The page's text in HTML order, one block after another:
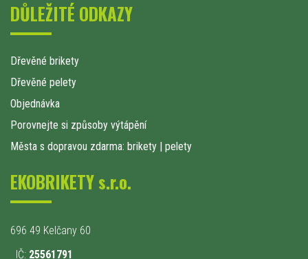
DŮLEŽITÉ ODKAZY
Dřevěné brikety
Dřevěné pelety
Objednávka
Porovnejte si způsoby výtápění
Města s dopravou zdarma: brikety | pelety
EKOBRIKETY s.r.o.
696 49 Kelčany 60
IČ: 25561791